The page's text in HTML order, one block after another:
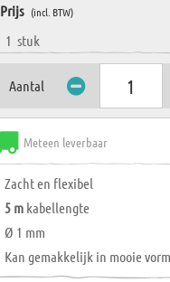
Prijs (incl. BTW)
1stuk
Aantal
Meteen leverbaar
Zacht en flexibel
5 m kabellengte
Ø 1 mm
Kan gemakkelijk in mooie